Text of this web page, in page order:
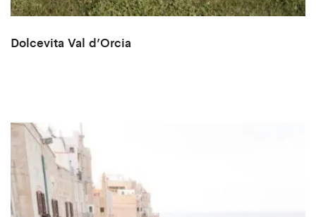
Dolcevita Val d’Orcia